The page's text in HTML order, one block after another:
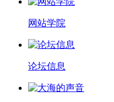
网站学院
论坛信息